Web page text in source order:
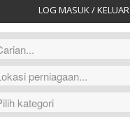
LOG MASUK / KELUAR